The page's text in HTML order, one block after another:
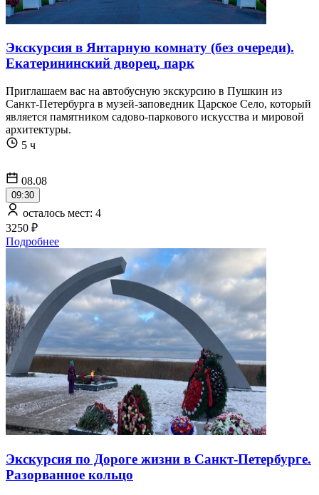
Экскурсия в Янтарную комнату (без очереди).
Екатерининский дворец, парк
Приглашаем вас на автобусную экскурсию в Пушкин из
Санкт-Петербурга в музей-заповедник Царское Село, который
является памятником садово-паркового искусства и мировой
архитектуры.
5 ч
08.08
09:30
осталось мест: 4
3250 ₽
Подробнее
Экскурсия по Дороге жизни в Санкт-Петербурге.
Разорванное кольцо